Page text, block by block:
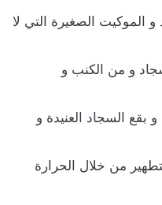
الصغيرة التي لا
و من الكنب و
و بقع السجاد العنيدة و
من خلال الحرارة